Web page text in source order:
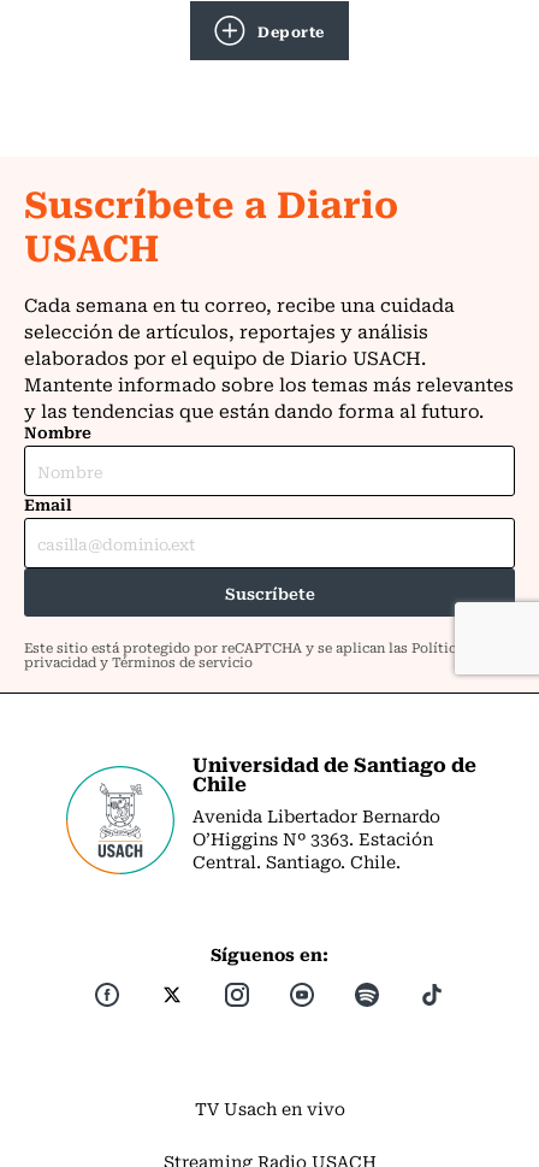
Deporte
Universidad de Santiago de
Chile
Avenida Libertador Bernardo
O’Higgins Nº 3363. Estación
Central. Santiago. Chile.
Síguenos en:
TV Usach en vivo
Streaming Radio USACH